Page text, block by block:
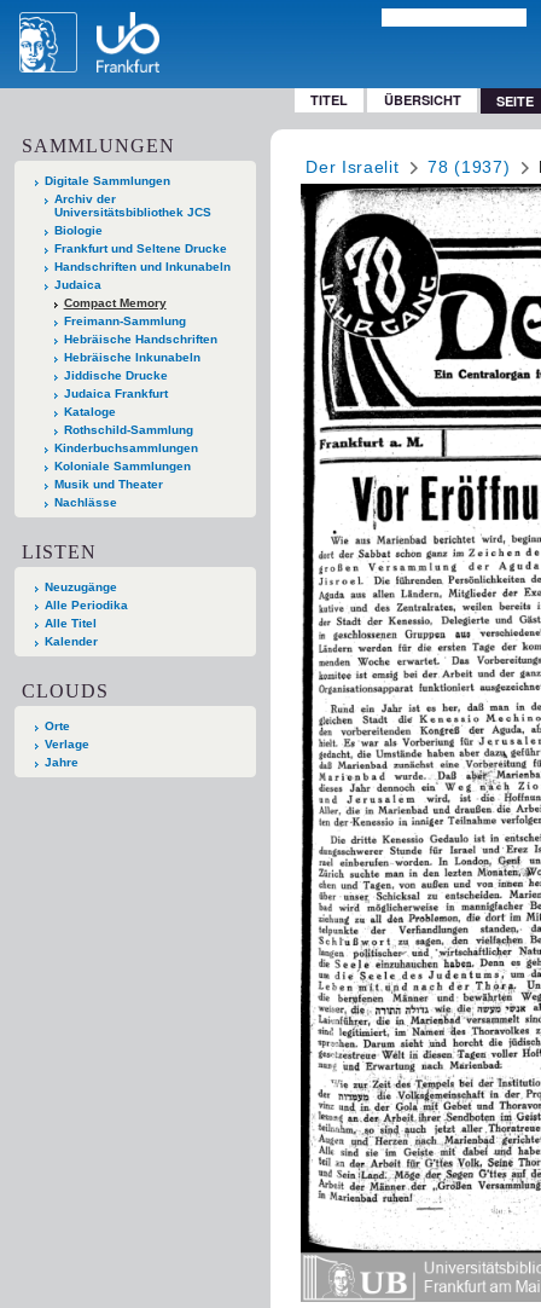
TITEL ÜBERSICHT SEITE
SAMMLUNGEN
Digitale Sammlungen
Archiv der
Universitätsbibliothek JCS
Biologie
Frankfurt und Seltene Drucke
Handschriften und Inkunabeln
Judaica
Compact Memory
Freimann-Sammlung
Hebräische Handschriften
Hebräische Inkunabeln
Jiddische Drucke
Judaica Frankfurt
Kataloge
Rothschild-Sammlung
Kinderbuchsammlungen
Koloniale Sammlungen
Musik und Theater
Nachlässe
LISTEN
Neuzugänge
Alle Periodika
Alle Titel
Kalender
CLOUDS
Orte
Verlage
Jahre
Der Israelit 78 (1937)